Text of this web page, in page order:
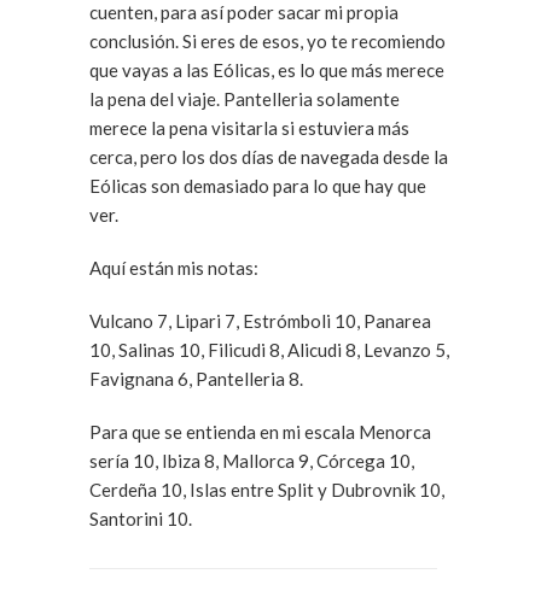
cuenten, para así poder sacar mi propia
conclusión. Si eres de esos, yo te recomiendo
que vayas a las Eólicas, es lo que más merece
la pena del viaje. Pantelleria solamente
merece la pena visitarla si estuviera más
cerca, pero los dos días de navegada desde la
Eólicas son demasiado para lo que hay que
ver.
Aquí están mis notas:
Vulcano 7, Lipari 7, Estrómboli 10, Panarea
10, Salinas 10, Filicudi 8, Alicudi 8, Levanzo 5,
Favignana 6, Pantelleria 8.
Para que se entienda en mi escala Menorca
sería 10, Ibiza 8, Mallorca 9, Córcega 10,
Cerdeña 10, Islas entre Split y Dubrovnik 10,
Santorini 10.